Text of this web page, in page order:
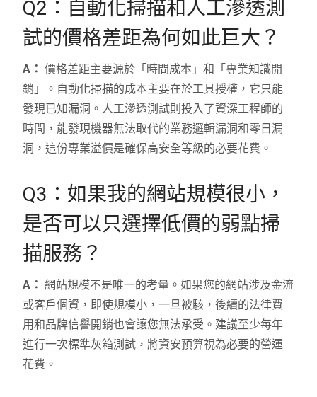
Q2：自動化掃描和人工滲透測
試的價格差距為何如此巨大？
A： 價格差距主要源於「時間成本」和「專業知識開
銷」。自動化掃描的成本主要在於工具授權，它只能
發現已知漏洞。人工滲透測試則投入了資深工程師的
時間，能發現機器無法取代的業務邏輯漏洞和零日漏
洞，這份專業溢價是確保高安全等級的必要花費。
Q3：如果我的網站規模很小，
是否可以只選擇低價的弱點掃
描服務？
A： 網站規模不是唯一的考量。如果您的網站涉及金流
或客戶個資，即使規模小，一旦被駭，後續的法律費
用和品牌信譽開銷也會讓您無法承受。建議至少每年
進行一次標準灰箱測試，將資安預算視為必要的營運
花費。